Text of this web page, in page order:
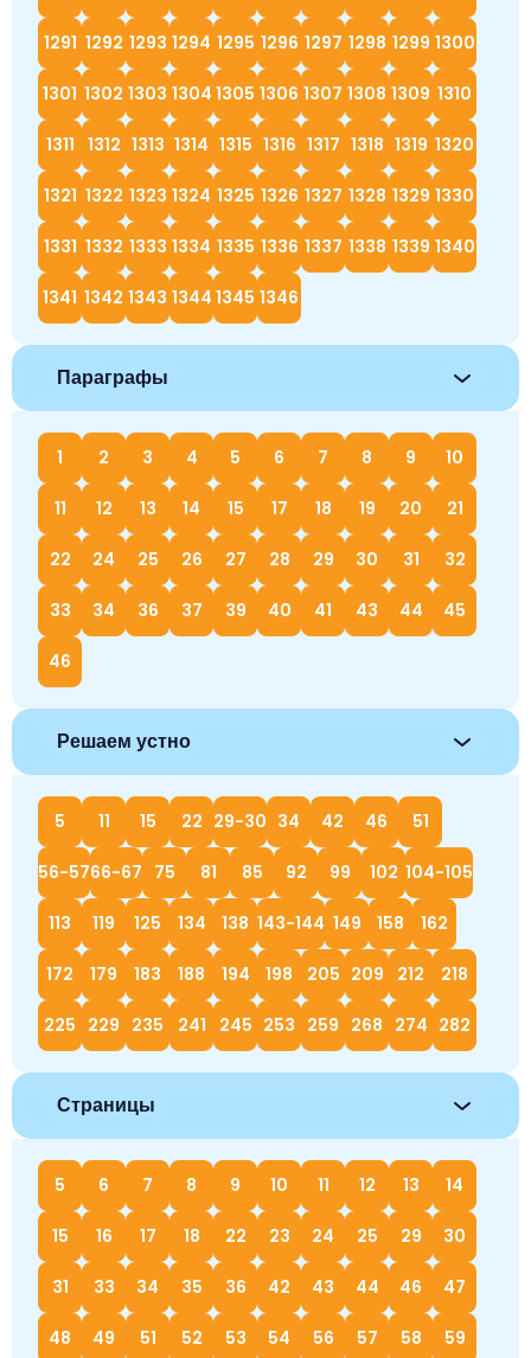
1291 1292 1293 1294 1295 1296 1297 1298 1299 1300
1301 1302 1303 1304 1305 1306 1307 1308 1309 1310
1311 1312 1313 1314 1315 1316 1317 1318 1319 1320
1321 1322 1323 1324 1325 1326 1327 1328 1329 1330
1331 1332 1333 1334 1335 1336 1337 1338 1339 1340
1341 1342 1343 1344 1345 1346
Параграфы
1 2 3 4 5 6 7 8 9 10
11 12 13 14 15 17 18 19 20 21
22 24 25 26 27 28 29 30 31 32
33 34 36 37 39 40 41 43 44 45
46
Решаем устно
5 11 15 22 29-30 34 42 46 51
56-5766-67 75 81 85 92 99 102 104-105
113 119 125 134 138 143-144 149 158 162
172 179 183 188 194 198 205 209 212 218
225 229 235 241 245 253 259 268 274 282
Страницы
5 6 7 8 9 10 11 12 13 14
15 16 17 18 22 23 24 25 29 30
31 33 34 35 36 42 43 44 46 47
48 49 51 52 53 54 56 57 58 59